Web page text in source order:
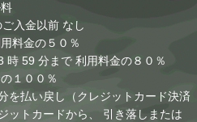
入金以前 なし
料金の５０％
時 59 分まで 利用料金の８０％
１００％
を払い戻し（クレジットカード決済
ットカードから、 引き落しまたは